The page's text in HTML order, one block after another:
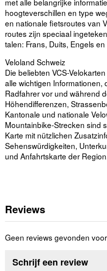
hoogteverschillen en type
en nationale fietsroutes van
routes zijn speciaal
talen: Frans, Duits, Engels
Veloland Schweiz
Die beliebten VCS-
alle wichtigen Informationen,
Radfahrer vor und während
Höhendifferenzen,
Kantonale und nationale
Mountainbike-Strecken sind
Karte mit nützlichen
Sehenswürdigkeiten,
und Anfahrtskarte der
Reviews
Geen reviews gevonden
Schrijf een review